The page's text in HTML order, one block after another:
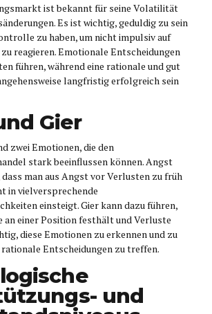
ist bekannt für seine Volatilität
Es ist wichtig, geduldig zu sein
zu haben, um nicht impulsiv auf
reagieren. Emotionale Entscheidungen
führen, während eine rationale und gut
langfristig erfolgreich sein
Gier
zwei Emotionen, die den
stark beeinflussen können. Angst
man aus Angst vor Verlusten zu früh
in vielversprechende
einsteigt. Gier kann dazu führen,
an einer Position festhält und Verluste
diese Emotionen zu erkennen und zu
Entscheidungen zu treffen.
und